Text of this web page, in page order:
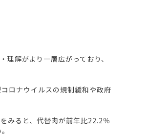
解がより一層広がっており、
ロナウイルスの規制緩和や政府
みると、代替肉が前年比22.2％